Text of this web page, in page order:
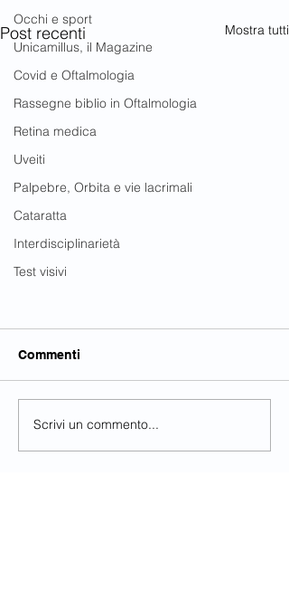
Occhi e sport
Unicamillus, il Magazine
Covid e Oftalmologia
Rassegne biblio in Oftalmologia
Retina medica
Uveiti
Palpebre, Orbita e vie lacrimali
Cataratta
Interdisciplinarietà
Test visivi
Post recenti Mostra tutti
Commenti
Scrivi un commento...